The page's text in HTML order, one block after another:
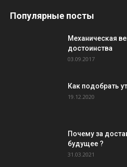
Популярные посты
Механическая
достоинства
03.09.2017
Как подобрать
19.12.2020
Почему за
будущее ?
31.03.2021